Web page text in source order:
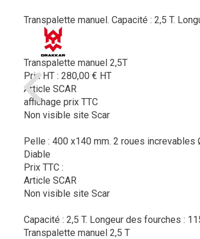
Transpalette manuel. Capacité : 2,5 T.
Transpalette manuel 2,5T
Prix HT : 280,00 € HT
Article SCAR
affichage prix TTC
Non visible site Scar
Pelle : 400 x140 mm. 2 roues increvables
Diable
Prix TTC :
Article SCAR
Non visible site Scar
Capacité : 2,5 T. Longeur des fourches :
Transpalette manuel 2,5 T